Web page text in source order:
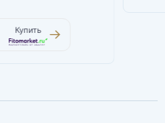
Купить